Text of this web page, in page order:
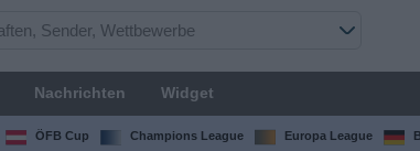
Nachrichten Widget
ÖFB Cup Champions League Europa League